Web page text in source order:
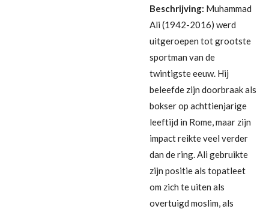
Beschrijving: Muhammad
Ali (1942-2016) werd
uitgeroepen tot grootste
sportman van de
twintigste eeuw. Hij
beleefde zijn doorbraak als
bokser op achttienjarige
leeftijd in Rome, maar zijn
impact reikte veel verder
dan de ring. Ali gebruikte
zijn positie als topatleet
om zich te uiten als
overtuigd moslim, als